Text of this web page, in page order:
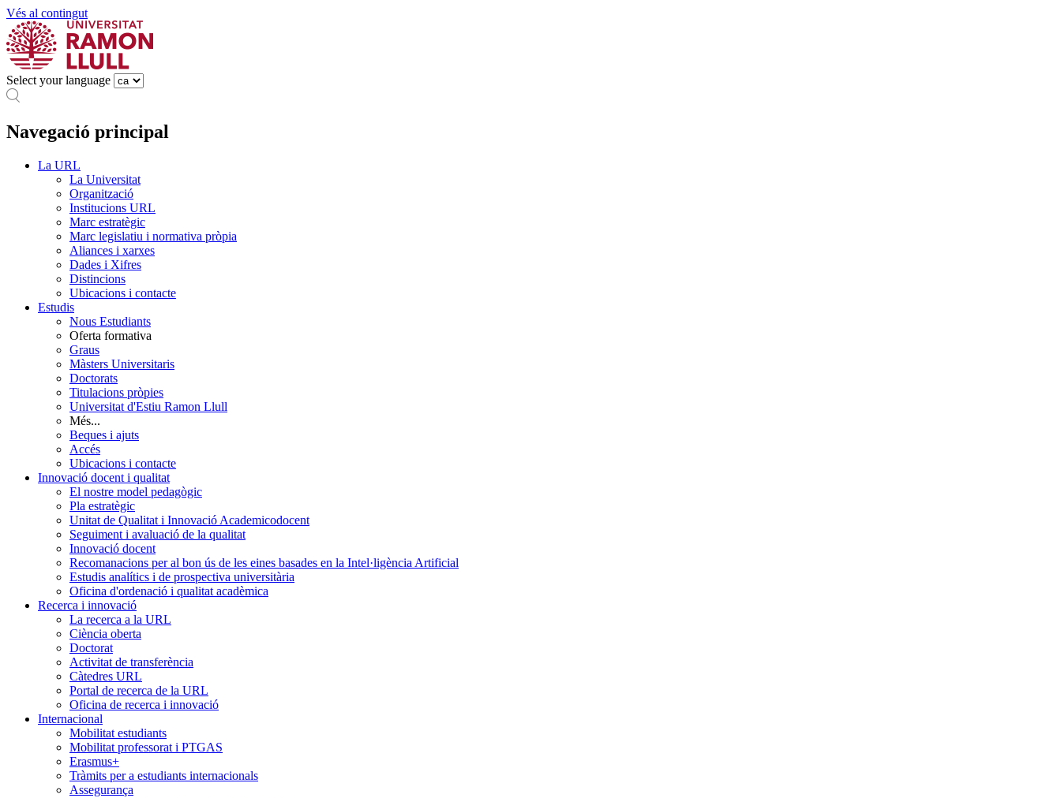
Vés al contingut
Select your language
Navegació principal
La URL
La Universitat
Organització
Institucions URL
Marc estratègic
Marc legislatiu i normativa pròpia
Aliances i xarxes
Dades i Xifres
Distincions
Ubicacions i contacte
Estudis
Nous Estudiants
Oferta formativa
Graus
Màsters Universitaris
Doctorats
Titulacions pròpies
Universitat d'Estiu Ramon Llull
Més...
Beques i ajuts
Accés
Ubicacions i contacte
Innovació docent i qualitat
El nostre model pedagògic
Pla estratègic
Unitat de Qualitat i Innovació Academicodocent
Seguiment i avaluació de la qualitat
Innovació docent
Recomanacions per al bon ús de les eines basades en la Intel·ligència Artificial
Estudis analítics i de prospectiva universitària
Oficina d'ordenació i qualitat acadèmica
Recerca i innovació
La recerca a la URL
Ciència oberta
Doctorat
Activitat de transferència
Càtedres URL
Portal de recerca de la URL
Oficina de recerca i innovació
Internacional
Mobilitat estudiants
Mobilitat professorat i PTGAS
Erasmus+
Tràmits per a estudiants internacionals
Assegurança